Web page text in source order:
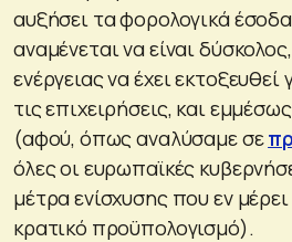
αυξήσει τα φορολογικά
αναμένεται να είναι
ενέργειας να έχει εκτοξευθεί
τις επιχειρήσεις, και
(αφού, όπως αναλύσαμε σε
όλες οι ευρωπαϊκές
μέτρα ενίσχυσης που εν
κρατικό προϋπολογισμό).